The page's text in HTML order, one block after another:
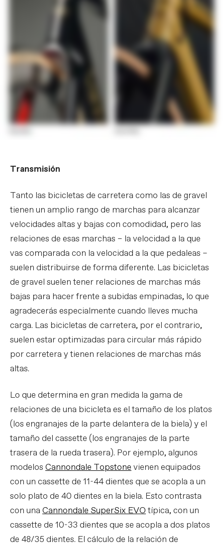
Transmisión
Tanto las bicicletas de carretera como las de gravel
tienen un amplio rango de marchas para alcanzar
velocidades altas y bajas con comodidad, pero las
relaciones de esas marchas – la velocidad a la que
vas comparada con la velocidad a la que pedaleas –
suelen distribuirse de forma diferente. Las bicicletas
de gravel suelen tener relaciones de marchas más
bajas para hacer frente a subidas empinadas, lo que
agradecerás especialmente cuando lleves mucha
carga. Las bicicletas de carretera, por el contrario,
suelen estar optimizadas para circular más rápido
por carretera y tienen relaciones de marchas más
altas.
Lo que determina en gran medida la gama de
relaciones de una bicicleta es el tamaño de los platos
(los engranajes de la parte delantera de la biela) y el
tamaño del cassette (los engranajes de la parte
trasera de la rueda trasera). Por ejemplo, algunos
modelos Cannondale Topstonevienen equipados
con un cassette de 11-44 dientes que se acopla a un
solo plato de 40 dientes en la biela. Esto contrasta
con una Cannondale SuperSix EVOtípica, con un
cassette de 10-33 dientes que se acopla a dos platos
de 48/35 dientes. El cálculo de la relación de